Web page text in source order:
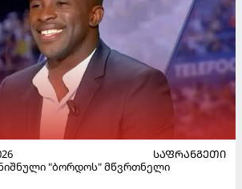
ᲡᲐᲤᲠᲐᲜᲒᲔᲗᲘ
"ბორდოს" მწვრთნელი